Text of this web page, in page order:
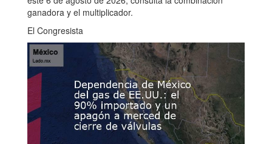
ganadora y el multiplicador.
El Congresista